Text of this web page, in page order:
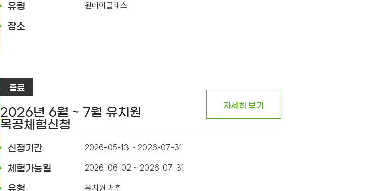
유형 원데이클래스
장소
종료
2026년 6월 ~ 7월 유치원
목공체험신청
자세히 보기
신청기간 2026-05-13 ~ 2026-07-31
체험가능일 2026-06-02 ~ 2026-07-31
유형 유치원 체험